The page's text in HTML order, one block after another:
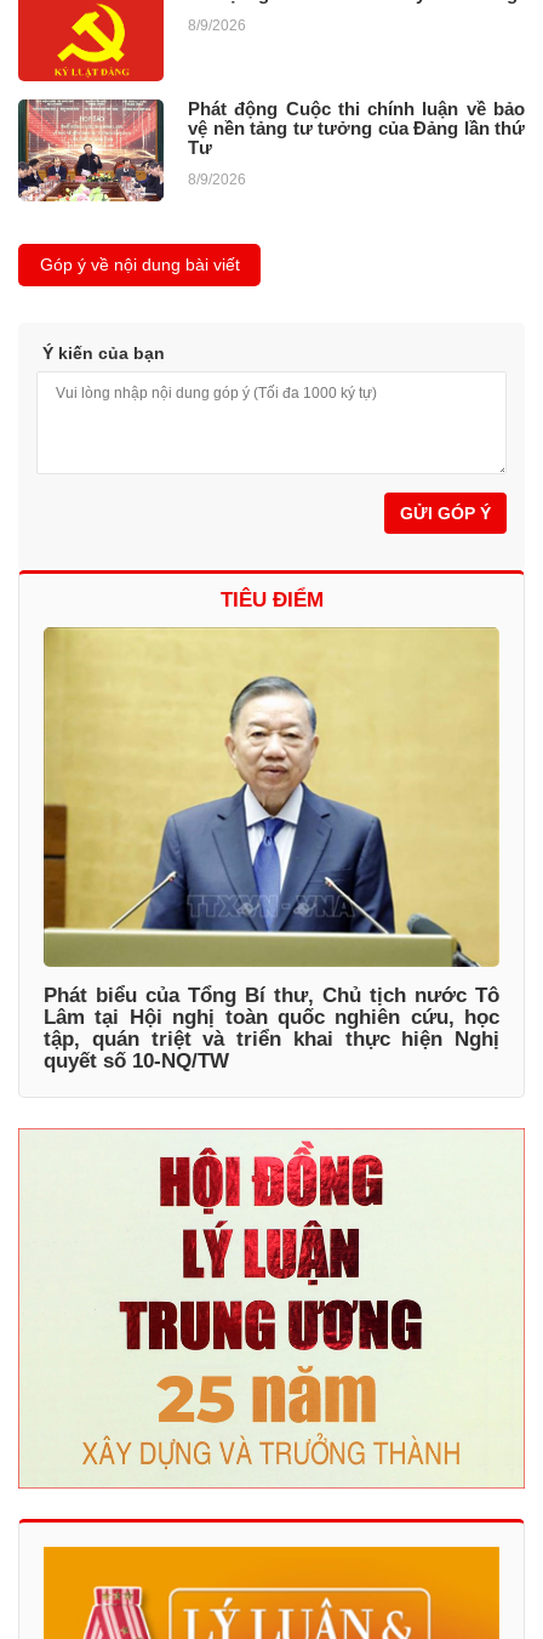
8/9/2026
Phát động Cuộc thi chính luận về bảo
vệ nền tảng tư tưởng của Đảng lần thứ
Tư
8/9/2026
Góp ý về nội dung bài viết
Ý kiến của bạn
GỬI GÓP Ý
TIÊU ĐIỂM
Phát biểu của Tổng Bí thư, Chủ tịch nước Tô
Lâm tại Hội nghị toàn quốc nghiên cứu, học
tập, quán triệt và triển khai thực hiện Nghị
quyết số 10-NQ/TW